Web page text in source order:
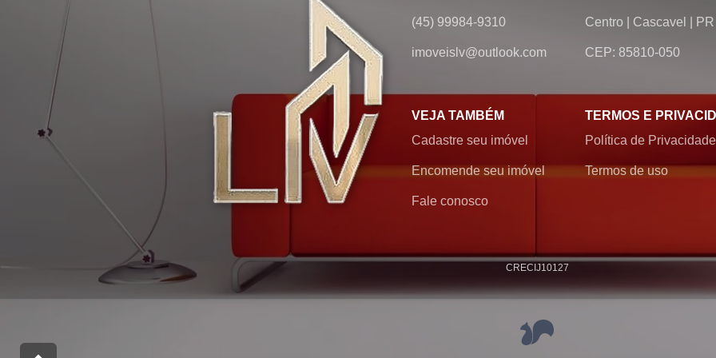
(45) 99984-9310
imoveislv@outlook.com
Centro Cascavel PR
CEP: 85810-050
VEJA TAMBÉM
Cadastre seu imóvel
Encomende seu imóvel
Fale conosco
TERMOS E
Política de Privacidade
Termos de uso
CRECI J10127